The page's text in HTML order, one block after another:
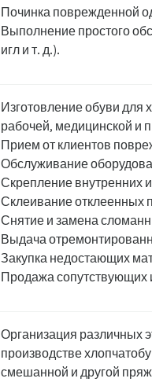
Починка поврежденной
Выполнение простого
игл и т. д.).
Изготовление обуви для
рабочей, медицинской и
Прием от клиентов
Обслуживание
Скрепление внутренних
Склеивание отклеенных
Снятие и замена
Выдача
Закупка недостающих
Продажа сопутствующих
Организация различных
производстве
смешанной и другой